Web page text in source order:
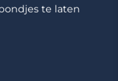
te laten